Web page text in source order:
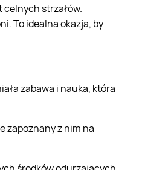
celnych strzałów.
To idealna okazja, by
zabawa i nauka, która
zapoznany z nim na